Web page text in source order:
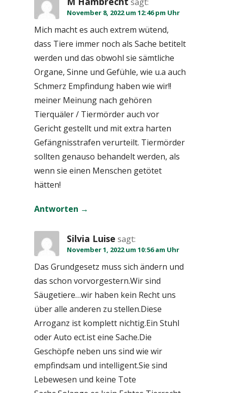
November 8, 2022 um 12:46 pm Uhr
Mich macht es auch extrem wütend,
dass Tiere immer noch als Sache betitelt
werden und das obwohl sie sämtliche
Organe, Sinne und Gefühle, wie u.a auch
Schmerz Empfindung haben wie wir!!
meiner Meinung nach gehören
Tierquäler / Tiermörder auch vor
Gericht gestellt und mit extra harten
Gefängnisstrafen verurteilt. Tiermörder
sollten genauso behandelt werden, als
wenn sie einen Menschen getötet
hätten!
Antworten
Silvia Luise sagt:
November 1, 2022 um 10:56 am Uhr
Das Grundgesetz muss sich ändern und
das schon vorvorgestern.Wir sind
Säugetiere…wir haben kein Recht uns
über alle anderen zu stellen.Diese
Arroganz ist komplett nichtig.Ein Stuhl
oder Auto ect.ist eine Sache.Die
Geschöpfe neben uns sind wie wir
empfindsam und intelligent.Sie sind
Lebewesen und keine Tote